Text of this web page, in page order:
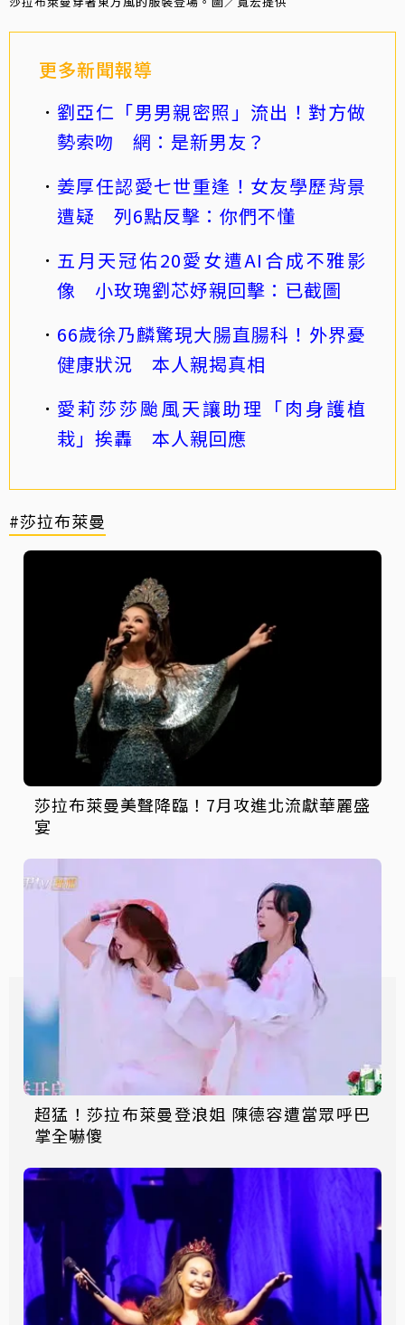
更多新聞報導
劉亞仁「男男親密照」流出！對方做
勢索吻 網：是新男友？
姜厚任認愛七世重逢！女友學歷背景
遭疑 列6點反擊：你們不懂
五月天冠佑20愛女遭AI合成不雅影
像 小玫瑰劉芯妤親回擊：已截圖
66歲徐乃麟驚現大腸直腸科！外界憂
健康狀況 本人親揭真相
愛莉莎莎颱風天讓助理「肉身護植
栽」挨轟 本人親回應
#莎拉布萊曼
莎拉布萊曼美聲降臨！7月攻進北流獻華麗盛
宴
超猛！莎拉布萊曼登浪姐 陳德容遭當眾呼巴
掌全嚇傻